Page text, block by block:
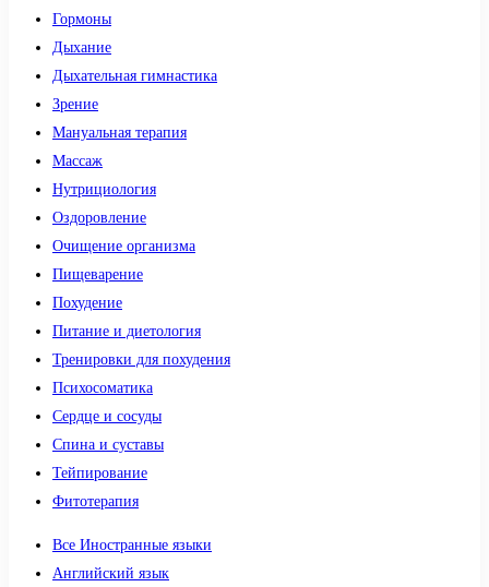
Гормоны
Дыхание
Дыхательная гимнастика
Зрение
Мануальная терапия
Массаж
Нутрициология
Оздоровление
Очищение организма
Пищеварение
Похудение
Питание и диетология
Тренировки для похудения
Психосоматика
Сердце и сосуды
Спина и суставы
Тейпирование
Фитотерапия
Все Иностранные языки
Английский язык